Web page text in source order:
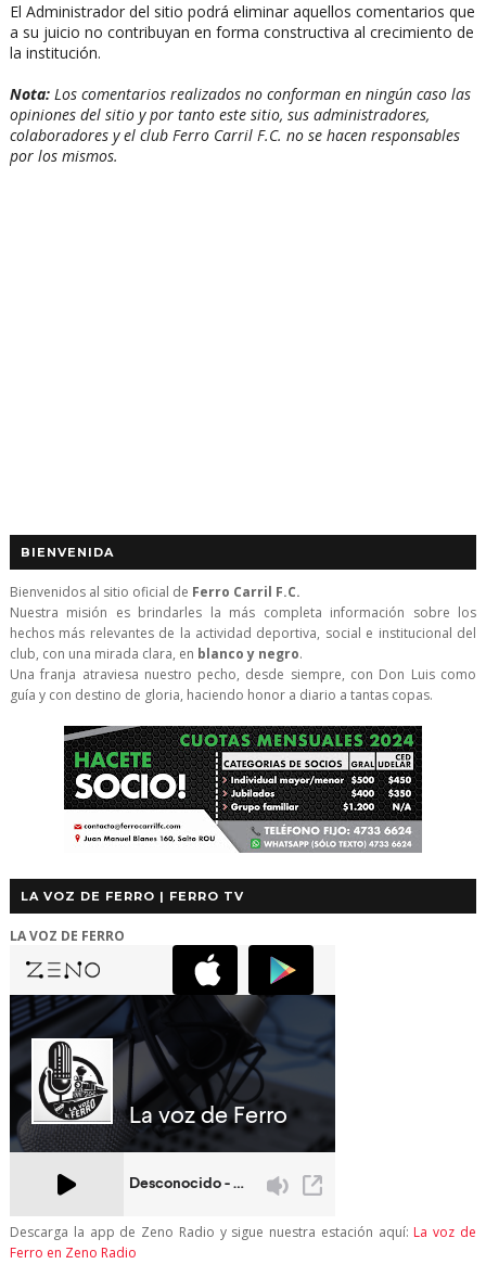
El Administrador del sitio podrá eliminar aquellos comentarios que
a su juicio no contribuyan en forma constructiva al crecimiento de
la institución.
Nota:Los comentarios realizados no conforman en ningún caso las
opiniones del sitio y por tanto este sitio, sus administradores,
colaboradores y el club Ferro Carril F.C. no se hacen responsables
por los mismos.
BIENVENIDA
Bienvenidos al sitio oficial de Ferro Carril F.C.
Nuestra misión es brindarles la más completa información sobre los
hechos más relevantes de la actividad deportiva, social e institucional del
club, con una mirada clara, en blanco y negro.
Una franja atraviesa nuestro pecho, desde siempre, con Don Luis como
guía y con destino de gloria, haciendo honor a diario a tantas copas.
LA VOZ DE FERRO | FERRO TV
LA VOZ DE FERRO
Descarga la app de Zeno Radio y sigue nuestra estación aquí: La voz de
Ferro en Zeno Radio